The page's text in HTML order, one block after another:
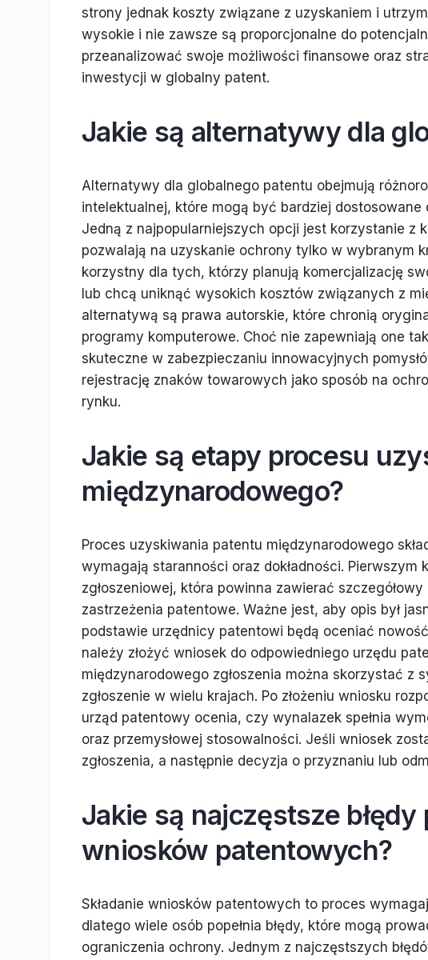
strony jednak koszty związane z uzyskaniem i
wysokie i nie zawsze są proporcjonalne do
przeanalizować swoje możliwości finansowe oraz
inwestycji w globalny patent.
Jakie są alternatywy dla
Alternatywy dla globalnego patentu obejmują
intelektualnej, które mogą być bardziej
Jedną z najpopularniejszych opcji jest korzystanie z
pozwalają na uzyskanie ochrony tylko w wybranym
korzystny dla tych, którzy planują komercjalizację
lub chcą uniknąć wysokich kosztów związanych z
alternatywą są prawa autorskie, które chronią
programy komputerowe. Choć nie zapewniają one
skuteczne w zabezpieczaniu innowacyjnych
rejestrację znaków towarowych jako sposób na
rynku.
Jakie są etapy procesu
międzynarodowego?
Proces uzyskiwania patentu międzynarodowego
wymagają staranności oraz dokładności.
zgłoszeniowej, która powinna zawierać
zastrzeżenia patentowe. Ważne jest, aby opis był
podstawie urzędnicy patentowi będą oceniać
należy złożyć wniosek do odpowiedniego urzędu
międzynarodowego zgłoszenia można skorzystać z
zgłoszenie w wielu krajach. Po złożeniu wniosku
urząd patentowy ocenia, czy wynalazek spełnia
oraz przemysłowej stosowalności. Jeśli wniosek
zgłoszenia, a następnie decyzja o przyznaniu lub
Jakie są najczęstsze błędy
wniosków patentowych?
Składanie wniosków patentowych to proces
dlatego wiele osób popełnia błędy, które mogą
ograniczenia ochrony. Jednym z najczęstszych